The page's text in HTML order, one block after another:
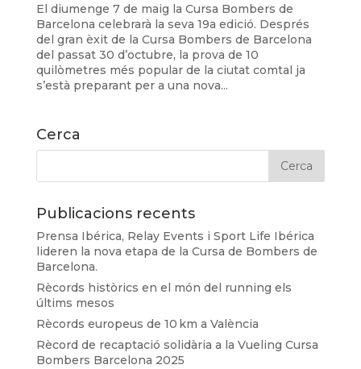
El diumenge 7 de maig la Cursa Bombers de
Barcelona celebrarà la seva 19a edició. Després
del gran èxit de la Cursa Bombers de Barcelona
del passat 30 d’octubre, la prova de 10
quilòmetres més popular de la ciutat comtal ja
s’està preparant per a una nova...
Cerca
Publicacions recents
Prensa Ibérica, Relay Events i Sport Life Ibérica
lideren la nova etapa de la Cursa de Bombers de
Barcelona.
Rècords històrics en el món del running els
últims mesos
Rècords europeus de 10 km a València
Rècord de recaptació solidària a la Vueling Cursa
Bombers Barcelona 2025